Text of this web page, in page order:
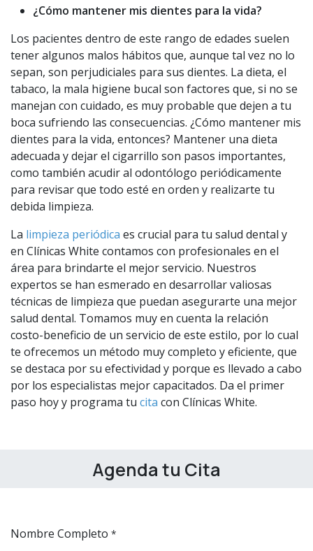
¿Cómo mantener mis dientes para la vida?
Los pacientes dentro de este rango de edades suelen
tener algunos malos hábitos que, aunque tal vez no lo
sepan, son perjudiciales para sus dientes. La dieta, el
tabaco, la mala higiene bucal son factores que, si no se
manejan con cuidado, es muy probable que dejen a tu
boca sufriendo las consecuencias. ¿Cómo mantener mis
dientes para la vida, entonces? Mantener una dieta
adecuada y dejar el cigarrillo son pasos importantes,
como también acudir al odontólogo periódicamente
para revisar que todo esté en orden y realizarte tu
debida limpieza.
La limpieza periódica es crucial para tu salud dental y
en Clínicas White contamos con profesionales en el
área para brindarte el mejor servicio. Nuestros
expertos se han esmerado en desarrollar valiosas
técnicas de limpieza que puedan asegurarte una mejor
salud dental. Tomamos muy en cuenta la relación
costo-beneficio de un servicio de este estilo, por lo cual
te ofrecemos un método muy completo y eficiente, que
se destaca por su efectividad y porque es llevado a cabo
por los especialistas mejor capacitados. Da el primer
paso hoy y programa tu cita con Clínicas White.
Agenda tu Cita
Nombre Completo *